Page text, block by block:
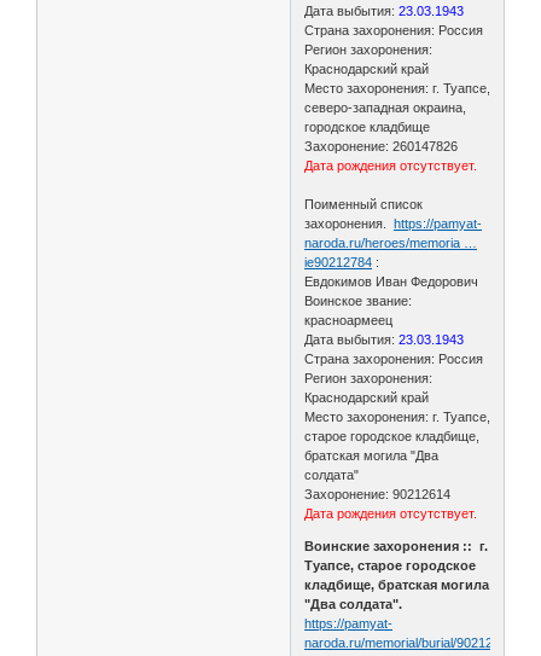
Дата выбытия:23.03.1943
Страна захоронения: Россия
Регион захоронения:
Краснодарский край
Место захоронения: г. Туапсе,
северо-западная окраина,
городское кладбище
Захоронение: 260147826
Дата рождения отсутствует.
Поименный список
захоронения.https://pamyat-
naroda.ru/heroes/memoria …
ie90212784 :
Евдокимов Иван Федорович
Воинское звание:
красноармеец
Дата выбытия:23.03.1943
Страна захоронения: Россия
Регион захоронения:
Краснодарский край
Место захоронения: г. Туапсе,
старое городское кладбище,
братская могила "Два
солдата"
Захоронение: 90212614
Дата рождения отсутствует.
Воинские захоронения :: г.
Туапсе, старое городское
кладбище, братская могила
"Два солдата".
https://pamyat-
naroda.ru/memorial/burial/90212614/